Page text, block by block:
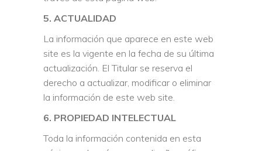
5. ACTUALIDAD
La información que aparece en este web
site es la vigente en la fecha de su última
actualización. El Titular se reserva el
derecho a actualizar, modificar o eliminar
la información de este web site.
6. PROPIEDAD INTELECTUAL
Toda la información contenida en esta